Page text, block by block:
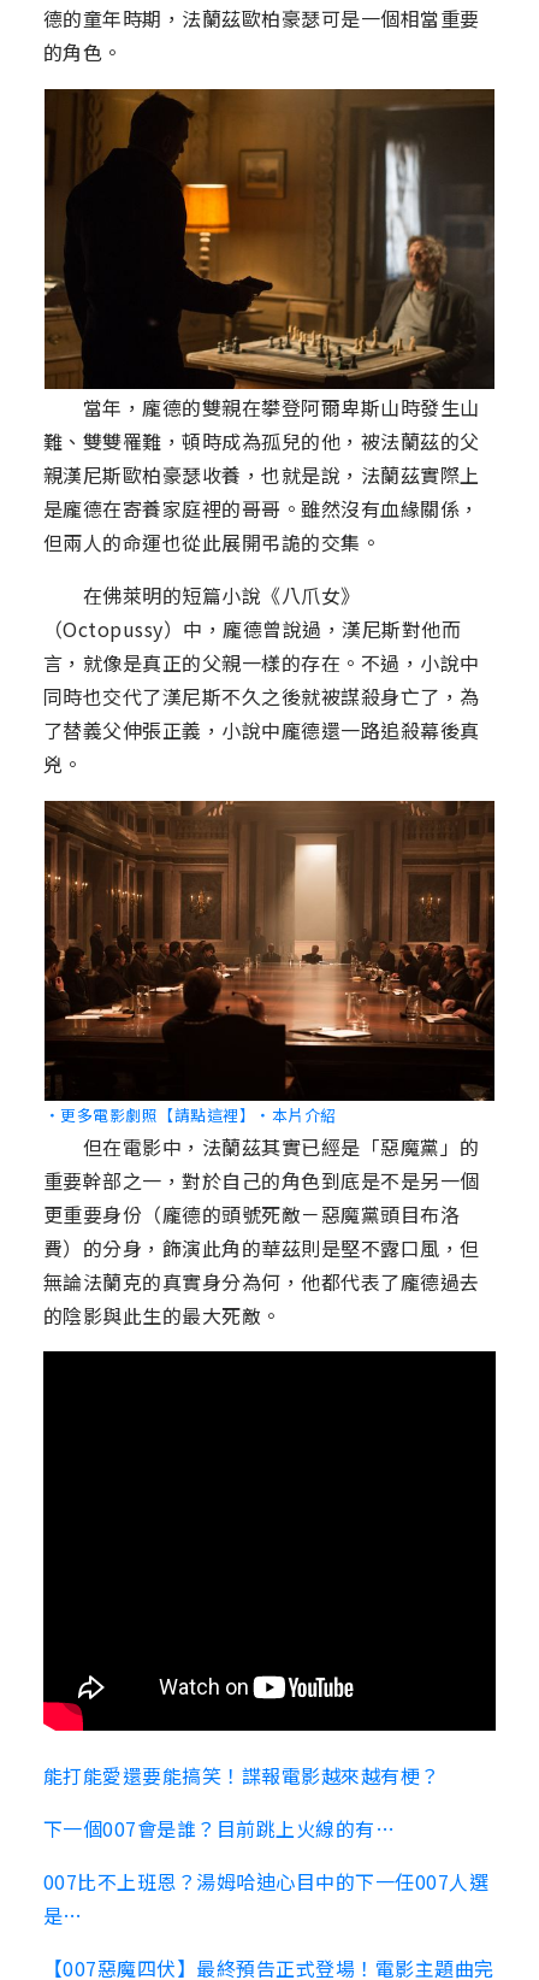
德的童年時期，法蘭茲歐柏豪瑟可是一個相當重要
的角色。
當年，龐德的雙親在攀登阿爾卑斯山時發生山
難、雙雙罹難，頓時成為孤兒的他，被法蘭茲的父
親漢尼斯歐柏豪瑟收養，也就是說，法蘭茲實際上
是龐德在寄養家庭裡的哥哥。雖然沒有血緣關係，
但兩人的命運也從此展開弔詭的交集。
在佛萊明的短篇小說《八爪女》
（Octopussy）中，龐德曾說過，漢尼斯對他而
言，就像是真正的父親一樣的存在。不過，小說中
同時也交代了漢尼斯不久之後就被謀殺身亡了，為
了替義父伸張正義，小說中龐德還一路追殺幕後真
兇。
‧更多電影劇照【請點這裡】 ‧本片介紹
但在電影中，法蘭茲其實已經是「惡魔黨」的
重要幹部之一，對於自己的角色到底是不是另一個
更重要身份（龐德的頭號死敵－惡魔黨頭目布洛
費）的分身，飾演此角的華茲則是堅不露口風，但
無論法蘭克的真實身分為何，他都代表了龐德過去
的陰影與此生的最大死敵。
能打能愛還要能搞笑！諜報電影越來越有梗？
下一個007會是誰？目前跳上火線的有…
007比不上班恩？湯姆哈迪心目中的下一任007人選
是…
【007惡魔四伏】最終預告正式登場！電影主題曲完